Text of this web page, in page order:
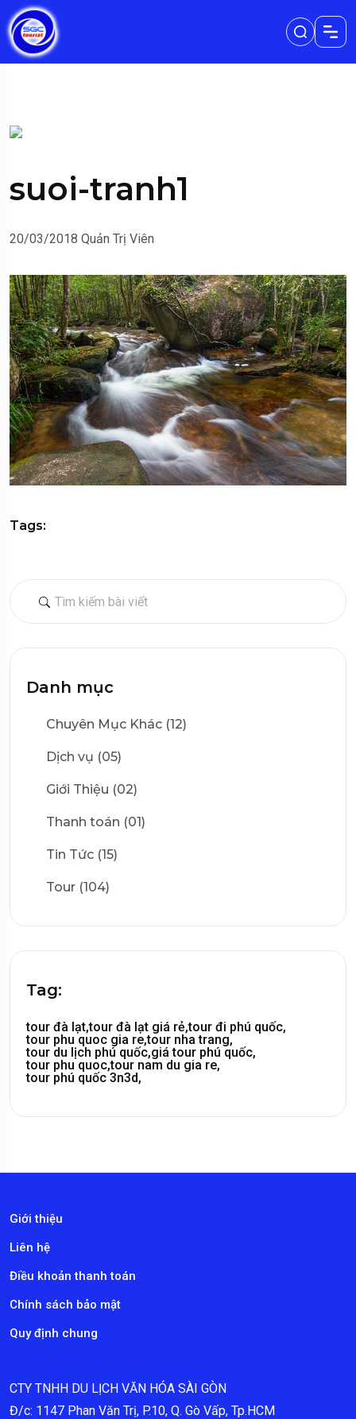
Danh mục
Chuyên Mục Khác (12)
Dịch vụ (05)
Giới Thiệu (02)
Thanh toán (01)
Tin Tức (15)
Tour (104)
Tag:
tour đà lạt,tour đà lạt giá rẻ,tour đi phú quốc,
tour phu quoc gia re,tour nha trang,
tour du lịch phú quốc,giá tour phú quốc,
tour phu quoc,tour nam du gia re,
tour phú quốc 3n3d,
suoi-tranh1
20/03/2018 Quản Trị Viên
Tags:
Giới thiệu
Liên hệ
Điều khoản thanh toán
Chính sách bảo mật
Quy định chung
CTY TNHH DU LỊCH VĂN HÓA SÀI GÒN
Đ/c: 1147 Phan Văn Trị, P.10, Q. Gò Vấp, Tp.HCM